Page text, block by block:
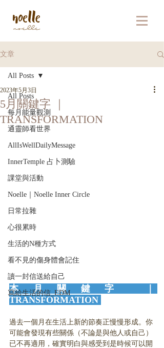
文章
All Posts
每月能量觀測
通靈師看世界
AllIsWellDailyMessage
InnerTemple 占卜測驗
課堂與活動
Noelle｜Noelle Inner Circle
日常拉雜
心很累時
生活的N種方式
看不見的傷身體會記住
讀一封信送給自己
寫給生活的信_EDM
All Posts
5月關鍵字 ｜
TRANSFORMATION
2023年5月3日
本月關鍵字 ｜
TRANSFORMATION
過去一個月在生活上新的節奏正慢慢形成。你
可能會發現有些關係（不論是與他人或自己）
已不再適用，確實明白與感受到是時候可以開